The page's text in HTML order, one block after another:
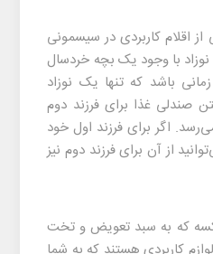
اقلام کاربردی در سیسمونی
نوزاد با وجود یک بچه خردسال
زمانی باشد که تنها یک نوزاد
صندلی غذا برای فرزند دوم
اگر برای فرزند اول خود
از آن برای فرزند دوم نیز
که به سبد تعویض و تخت